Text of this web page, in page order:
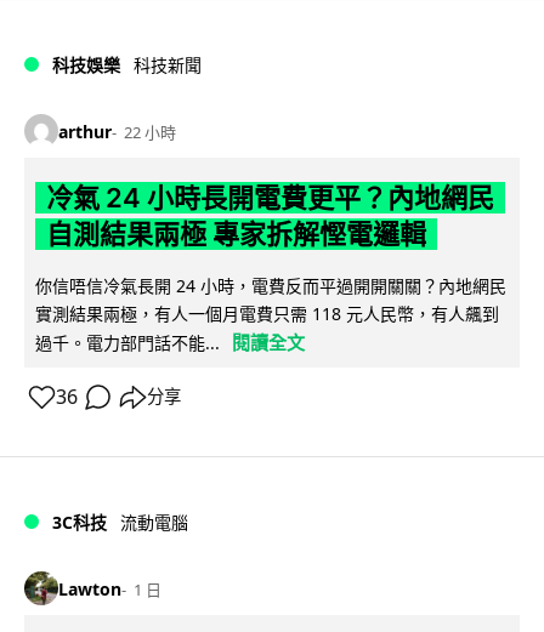
科技娛樂 科技新聞
arthur 22 小時
冷氣 24 小時長開電費更平？內地網民
自測結果兩極 專家拆解慳電邏輯
你信唔信冷氣長開 24 小時，電費反而平過開開關關？內地網民
實測結果兩極，有人一個月電費只需 118 元人民幣，有人飆到
過千。電力部門話不能...
閱讀全文
36 分享
3C科技 流動電腦
Lawton 1 日